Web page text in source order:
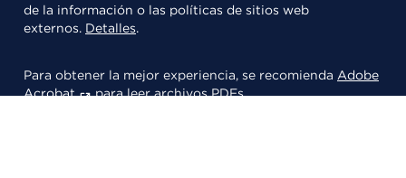
de la información o las políticas de sitios web
externos. Detalles.
Para obtener la mejor experiencia, se recomienda Adobe
Acrobat
para leer archivos PDFs.